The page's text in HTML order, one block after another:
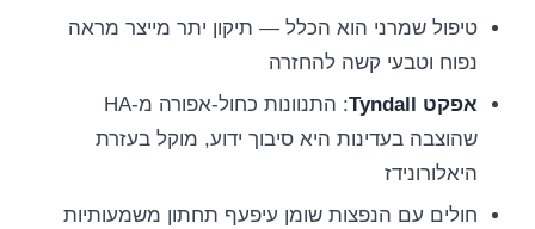
טיפול שמרני הוא הכלל — תיקון יתר מייצר מראה
נפוח וטבעי קשה להחזרה
אפקט Tyndall
: התנוונות כחול-אפורה מ-HA
שהוצבה בעדינות היא סיבוך ידוע, מוקל בעזרת
היאלורונידז
חולים עם הנפצות שומן עיפעף תחתון משמעותיות